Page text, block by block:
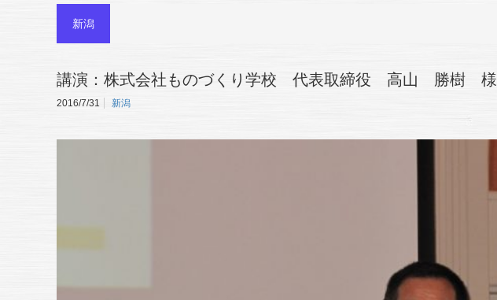
新潟
講演：株式会社ものづくり学校 代表取締役 高山 勝樹 様
2016/7/31 新潟